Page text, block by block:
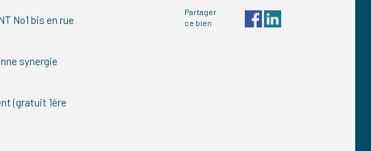
No1 bis en rue
synergie
(gratuit 1ère
Partager
ce bien